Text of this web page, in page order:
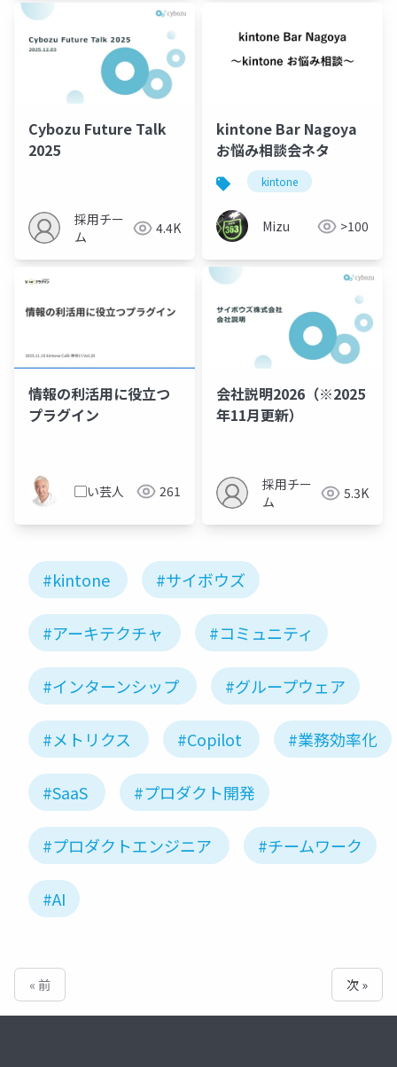
Cybozu Future Talk
2025
採用チー
ム
4.4K
kintone Bar Nagoya
お悩み相談会ネタ
kintone
Mizu >100
情報の利活用に役立つ
プラグイン
▢い芸人 261
会社説明2026（※2025
年11月更新）
採用チー
ム
5.3K
#kintone #サイボウズ
#アーキテクチャ #コミュニティ
#インターンシップ #グループウェア
#メトリクス #Copilot #業務効率化
#SaaS #プロダクト開発
#プロダクトエンジニア #チームワーク
#AI
« 前 次 »